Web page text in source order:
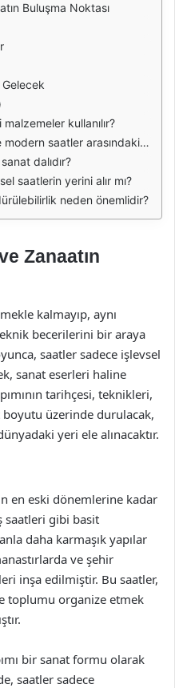
Buluşma Noktası
Gelecek
kullanılır?
saatler arasındaki fark nedir?
dalıdır?
saatlerin yerini alır mı?
neden önemlidir?
Zanaatın
kalmayıp, aynı
becerilerini bir araya
saatler sadece işlevsel
sanat eserleri haline
tarihçesi, teknikleri,
üzerinde durulacak,
yeri ele alınacaktır.
en eski dönemlerine kadar
saatleri gibi basit
daha karmaşık yapılar
ve şehir
inşa edilmiştir. Bu saatler,
toplumu organize etmek
bir sanat formu olarak
saatler sadece